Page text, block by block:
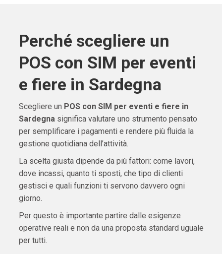
Perché scegliere un
POS con SIM per eventi
e fiere in Sardegna
Scegliere un POS con SIM per eventi e fiere in
Sardegnasignifica valutare uno strumento pensato
per semplificare i pagamenti e rendere più fluida la
gestione quotidiana dell’attività.
La scelta giusta dipende da più fattori: come lavori,
dove incassi, quanto ti sposti, che tipo di clienti
gestisci e quali funzioni ti servono davvero ogni
giorno.
Per questo è importante partire dalle esigenze
operative reali e non da una proposta standard uguale
per tutti.